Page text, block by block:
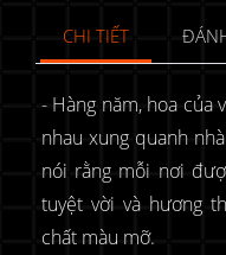
CHI TIẾT
- Hàng năm, hoa của
nhau xung quanh
nói rằng mỗi nơi
tuyệt vời và hương
chất màu mỡ.